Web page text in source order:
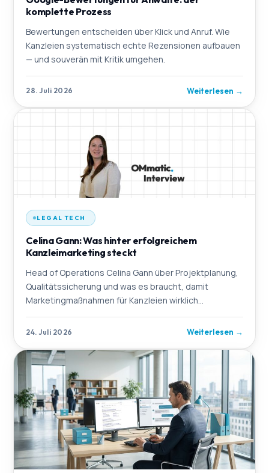
komplette Prozess
Bewertungen entscheiden über Klick und Anruf. Wie
Kanzleien systematisch echte Rezensionen aufbauen
— und souverän mit Kritik umgehen.
28. Juli 2026 Weiterlesen →
LEGAL TECH
Celina Gann: Was hinter erfolgreichem
Kanzleimarketing steckt
Head of Operations Celina Gann über Projektplanung,
Qualitätssicherung und was es braucht, damit
Marketingmaßnahmen für Kanzleien wirklich
funktionieren.
24. Juli 2026 Weiterlesen →